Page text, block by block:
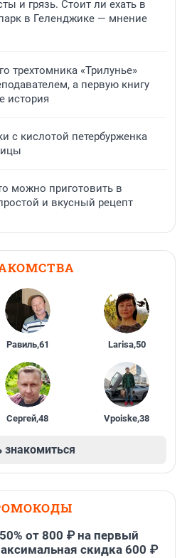
и грязь. Стоит ли ехать в
в Геленджике — мнение
трехтомника «Трилунье»
а первую книгу
история
с кислотой петербурженка
можно приготовить в
и вкусный рецепт
Равиль,61 Larisa,50
Сергей,48 Vpoiske,38
знакомиться
от 800 ₽ на первый
скидка 600 ₽